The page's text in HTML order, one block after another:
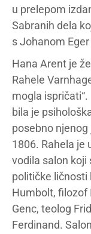
u prelepom
Sabranih dela
s Johanom
Hana Arent je
Rahele
mogla
bila je
posebno
1806. Rahela je
vodila salon koji
političke ličnosti
Humbolt, filozof
Genc, teolog
Ferdinand.